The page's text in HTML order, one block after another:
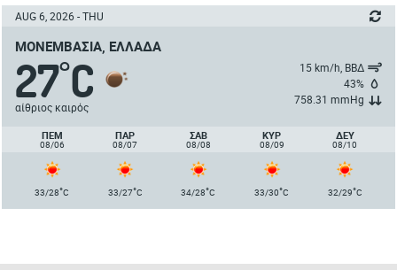
AUG 6, 2026 - THU
ΜΟΝΕΜΒΑΣΙΆ, ΕΛΛΆΔΑ
27°C
αίθριος καιρός
15 km/h, ΒΒΔ
43%
758.31 mmHg
ΠΈΜ
08/06
ΠΑΡ
08/07
ΣΑΒ
08/08
ΚΥΡ
08/09
ΔΕΥ
08/10
33/28°C 33/27°C 34/28°C 33/30°C 32/29°C